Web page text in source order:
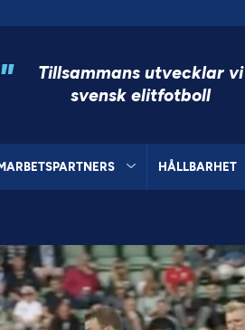
"
Tillsammans utvecklar vi
svensk elitfotboll
HÅLLBARHET